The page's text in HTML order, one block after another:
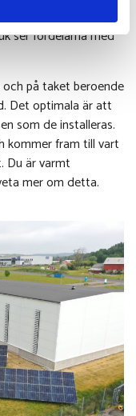
framtid. Även
ser fördelarna med
på taket beroende
Det optimala är att
som de installeras.
kommer fram till vart
Du är varmt
mer om detta.